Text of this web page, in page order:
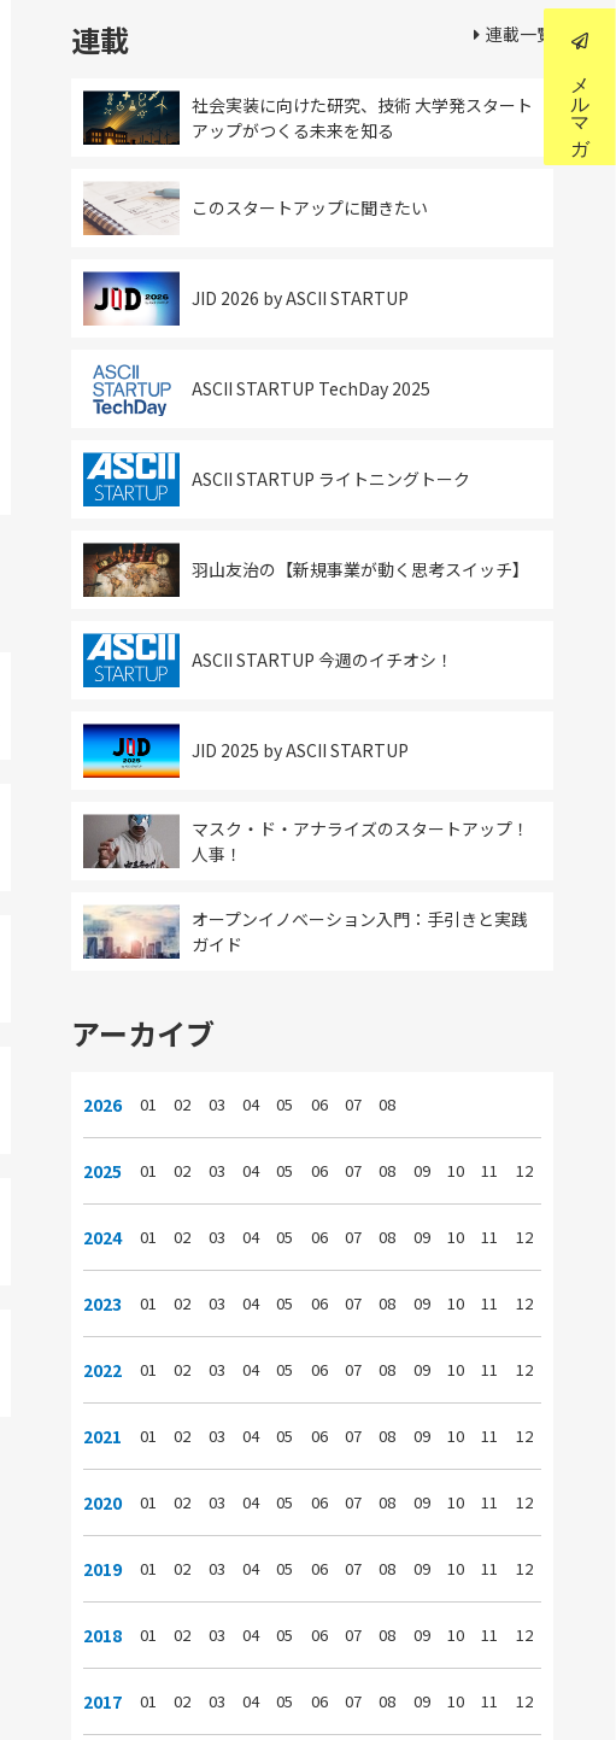
連載
社会実装に向けた研究、技術 大学発スタート
アップがつくる未来を知る
このスタートアップに聞きたい
JID 2026 by ASCII STARTUP
ASCII STARTUP TechDay 2025
ASCII STARTUP ライトニングトーク
羽山友治の【新規事業が動く思考スイッチ】
ASCII STARTUP 今週のイチオシ！
JID 2025 by ASCII STARTUP
マスク・ド・アナライズのスタートアップ！
人事！
オープンイノベーション入門：手引きと実践
ガイド
連載一覧
アーカイブ
2026 01 02 03 04 05 06 07 08
2025 01 02 03 04 05 06 07 08 09 10 11 12
2024 01 02 03 04 05 06 07 08 09 10 11 12
2023 01 02 03 04 05 06 07 08 09 10 11 12
2022 01 02 03 04 05 06 07 08 09 10 11 12
2021 01 02 03 04 05 06 07 08 09 10 11 12
2020 01 02 03 04 05 06 07 08 09 10 11 12
2019 01 02 03 04 05 06 07 08 09 10 11 12
2018 01 02 03 04 05 06 07 08 09 10 11 12
2017 01 02 03 04 05 06 07 08 09 10 11 12